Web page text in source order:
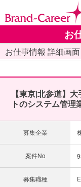
お
お仕事情報 詳細画面
【東京|北参道】
トのシステム管理
募集企業
案件No
募集職種